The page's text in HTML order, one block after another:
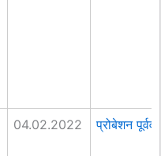
04.02.2022 प्रोबेशन